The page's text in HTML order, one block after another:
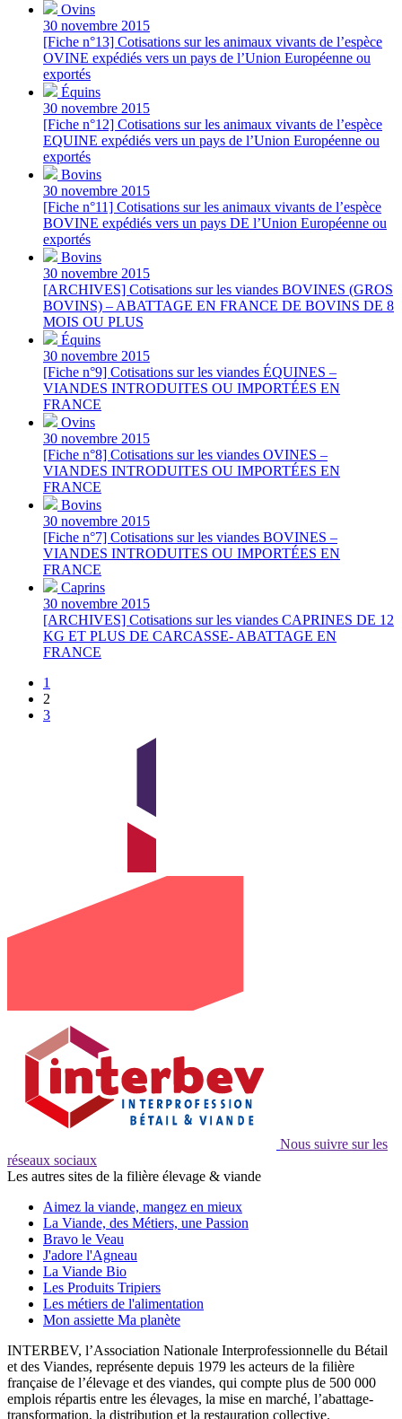
Ovins
30 novembre 2015
[Fiche n°13] Cotisations sur les animaux vivants de l’espèce
OVINE expédiés vers un pays de l’Union Européenne ou
exportés
Équins
30 novembre 2015
[Fiche n°12] Cotisations sur les animaux vivants de l’espèce
EQUINE expédiés vers un pays de l’Union Européenne ou
exportés
Bovins
30 novembre 2015
[Fiche n°11] Cotisations sur les animaux vivants de l’espèce
BOVINE expédiés vers un pays DE l’Union Européenne ou
exportés
Bovins
30 novembre 2015
[ARCHIVES] Cotisations sur les viandes BOVINES (GROS
BOVINS) – ABATTAGE EN FRANCE DE BOVINS DE 8
MOIS OU PLUS
Équins
30 novembre 2015
[Fiche n°9] Cotisations sur les viandes ÉQUINES –
VIANDES INTRODUITES OU IMPORTÉES EN
FRANCE
Ovins
30 novembre 2015
[Fiche n°8] Cotisations sur les viandes OVINES –
VIANDES INTRODUITES OU IMPORTÉES EN
FRANCE
Bovins
30 novembre 2015
[Fiche n°7] Cotisations sur les viandes BOVINES –
VIANDES INTRODUITES OU IMPORTÉES EN
FRANCE
Caprins
30 novembre 2015
[ARCHIVES] Cotisations sur les viandes CAPRINES DE 12
KG ET PLUS DE CARCASSE- ABATTAGE EN
FRANCE
1
2
3
Nous suivre sur les
réseaux sociaux
Les autres sites de la filière élevage & viande
Aimez la viande, mangez en mieux
La Viande, des Métiers, une Passion
Bravo le Veau
J'adore l'Agneau
La Viande Bio
Les Produits Tripiers
Les métiers de l'alimentation
Mon assiette Ma planète
INTERBEV, l’Association Nationale Interprofessionnelle du Bétail
et des Viandes, représente depuis 1979 les acteurs de la filière
française de l’élevage et des viandes, qui compte plus de 500 000
emplois répartis entre les élevages, la mise en marché, l’abattage-
transformation, la distribution et la restauration collective.